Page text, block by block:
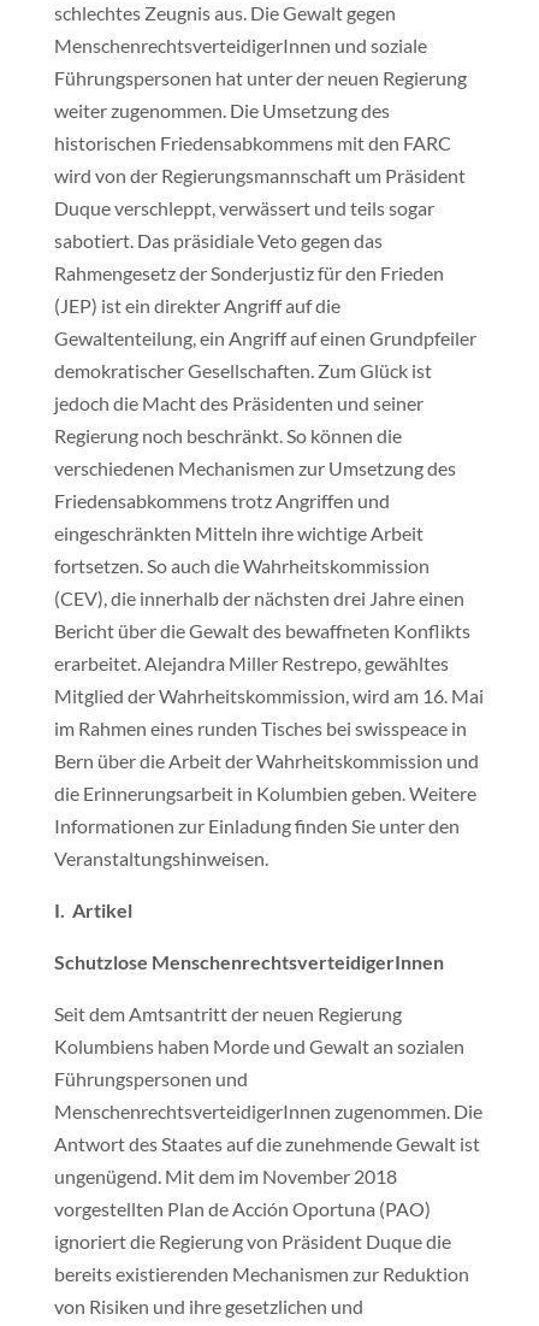
schlechtes Zeugnis aus. Die Gewalt gegen
MenschenrechtsverteidigerInnen und soziale
Führungspersonen hat unter der neuen Regierung
weiter zugenommen. Die Umsetzung des
historischen Friedensabkommens mit den FARC
wird von der Regierungsmannschaft um Präsident
Duque verschleppt, verwässert und teils sogar
sabotiert. Das präsidiale Veto gegen das
Rahmengesetz der Sonderjustiz für den Frieden
(JEP) ist ein direkter Angriff auf die
Gewaltenteilung, ein Angriff auf einen Grundpfeiler
demokratischer Gesellschaften. Zum Glück ist
jedoch die Macht des Präsidenten und seiner
Regierung noch beschränkt. So können die
verschiedenen Mechanismen zur Umsetzung des
Friedensabkommens trotz Angriffen und
eingeschränkten Mitteln ihre wichtige Arbeit
fortsetzen. So auch die Wahrheitskommission
(CEV), die innerhalb der nächsten drei Jahre einen
Bericht über die Gewalt des bewaffneten Konflikts
erarbeitet. Alejandra Miller Restrepo, gewähltes
Mitglied der Wahrheitskommission, wird am 16. Mai
im Rahmen eines runden Tisches bei swisspeace in
Bern über die Arbeit der Wahrheitskommission und
die Erinnerungsarbeit in Kolumbien geben. Weitere
Informationen zur Einladung finden Sie unter den
Veranstaltungshinweisen.
I. Artikel
Schutzlose MenschenrechtsverteidigerInnen
Seit dem Amtsantritt der neuen Regierung
Kolumbiens haben Morde und Gewalt an sozialen
Führungspersonen und
MenschenrechtsverteidigerInnen zugenommen. Die
Antwort des Staates auf die zunehmende Gewalt ist
ungenügend. Mit dem im November 2018
vorgestellten Plan de Acción Oportuna (PAO)
ignoriert die Regierung von Präsident Duque die
bereits existierenden Mechanismen zur Reduktion
von Risiken und ihre gesetzlichen und